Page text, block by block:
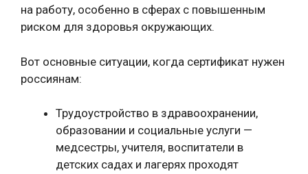
на работу, особенно в сферах с повышенным
риском для здоровья окружающих.
Вот основные ситуации, когда сертификат нужен
россиянам:
Трудоустройство в здравоохранении,
образовании и социальные услуги —
медсестры, учителя, воспитатели в
детских садах и лагерях проходят